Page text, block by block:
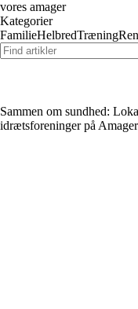
vores amager
Kategorier
FamilieHelbredTræning
Sammen om sundhed:
idrætsforeninger på